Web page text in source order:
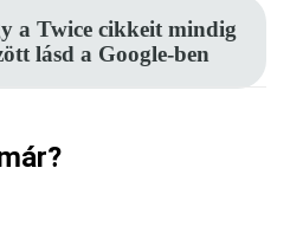
a Twice cikkeit mindig
lásd a Google-ben